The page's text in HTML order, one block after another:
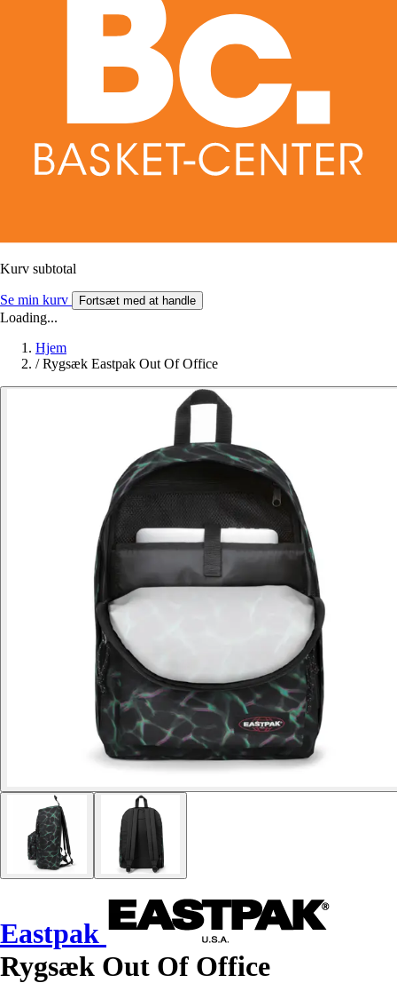
Kurv subtotal
Se min kurv Fortsæt med at handle
Loading...
Hjem
/ Rygsæk Eastpak Out Of Office
Eastpak
Rygsæk Out Of Office